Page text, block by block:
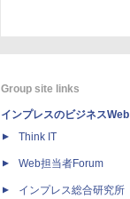
Group site links
インプレスのビジネスWeb
Think IT
Web担当者Forum
インプレス総合研究所